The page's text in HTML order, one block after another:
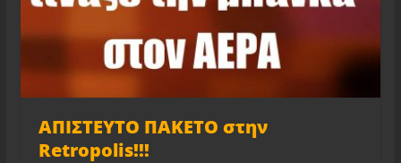
AΠΙΣΤΕΥΤΟ ΠΑΚΕΤΟ στην
Retropolis!!!